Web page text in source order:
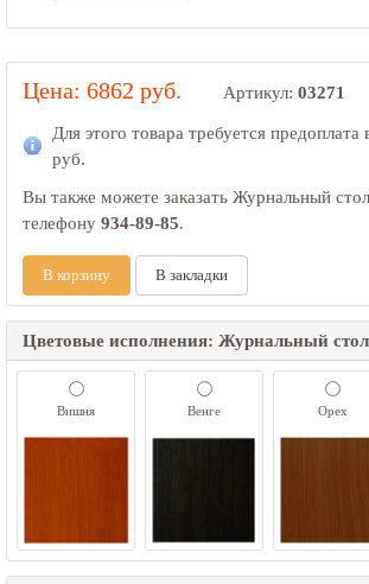
Цена: 6862 руб. Артикул: 03271
Для этого товара требуется предоплата
руб.
Вы также можете заказать Журнальный
телефону 934-89-85.
В корзину В закладки
Цветовые исполнения: Журнальный
Вишня Венге Орех